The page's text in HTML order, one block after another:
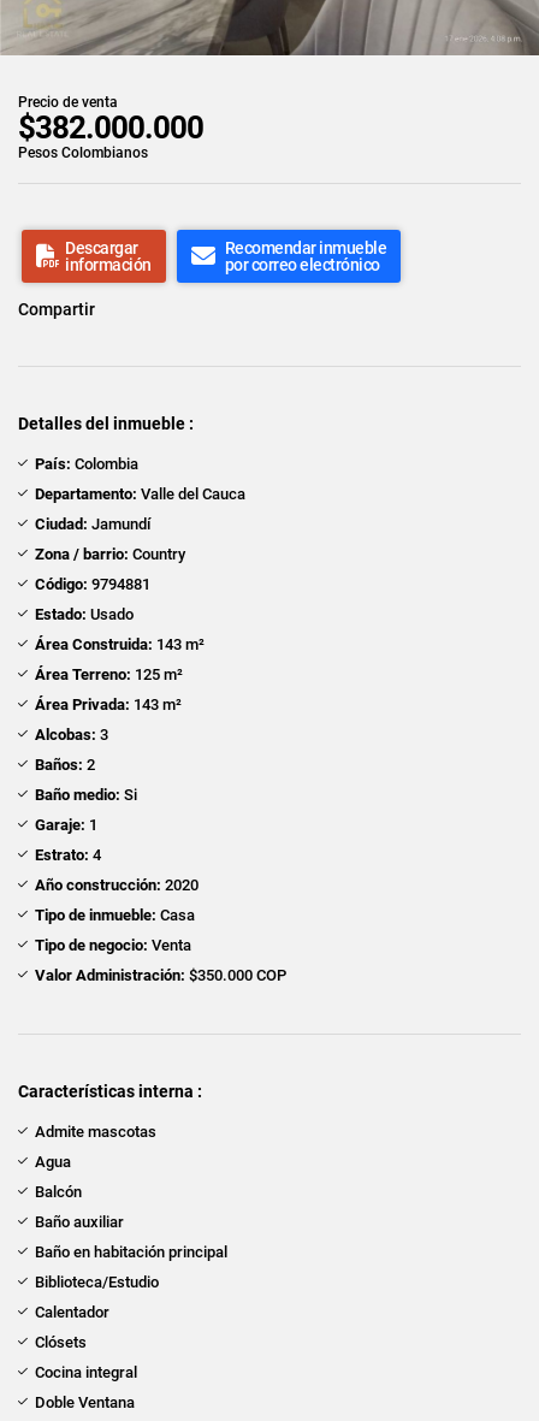
Precio de venta
$382.000.000
Pesos Colombianos
Descargar
información
Recomendar inmueble
por correo electrónico
Compartir
Detalles del inmueble :
País: Colombia
Departamento: Valle del Cauca
Ciudad: Jamundí
Zona / barrio: Country
Código: 9794881
Estado: Usado
Área Construida: 143 m²
Área Terreno: 125 m²
Área Privada: 143 m²
Alcobas: 3
Baños: 2
Baño medio: Si
Garaje: 1
Estrato: 4
Año construcción: 2020
Tipo de inmueble: Casa
Tipo de negocio: Venta
Valor Administración: $350.000 COP
Características interna :
Admite mascotas
Agua
Balcón
Baño auxiliar
Baño en habitación principal
Biblioteca/Estudio
Calentador
Clósets
Cocina integral
Doble Ventana